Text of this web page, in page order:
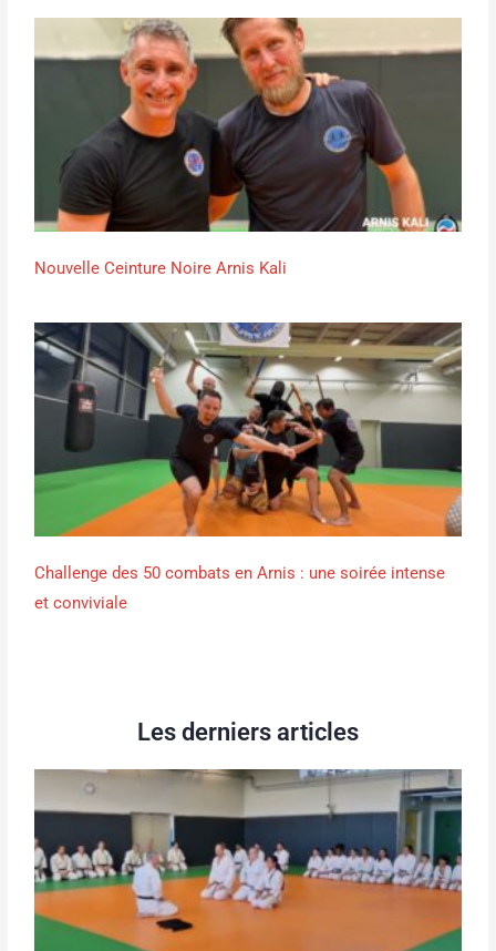
Nouvelle Ceinture Noire Arnis Kali
Challenge des 50 combats en Arnis : une soirée intense
et conviviale
Les derniers articles